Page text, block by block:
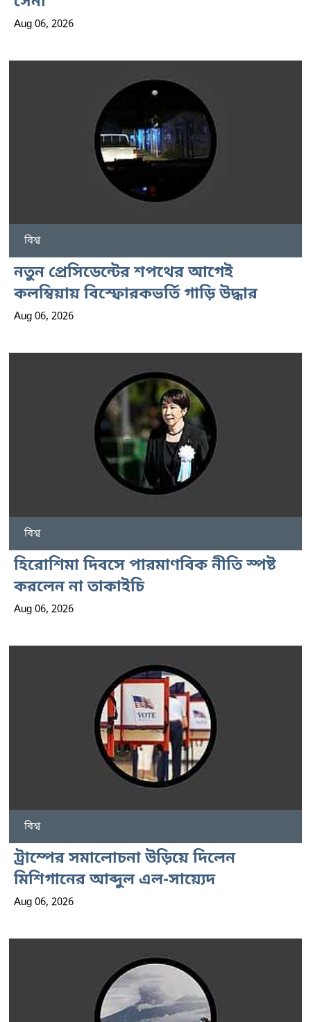
Aug 06, 2026
বিশ্ব
নতুন প্রেসিডেন্টের শপথের আগেই
কলম্বিয়ায় বিস্ফোরকভর্তি গাড়ি উদ্ধার
Aug 06, 2026
বিশ্ব
হিরোশিমা দিবসে পারমাণবিক নীতি স্পষ্ট
করলেন না তাকাইচি
Aug 06, 2026
বিশ্ব
ট্রাম্পের সমালোচনা উড়িয়ে দিলেন
মিশিগানের আব্দুল এল-সায়্যেদ
Aug 06, 2026